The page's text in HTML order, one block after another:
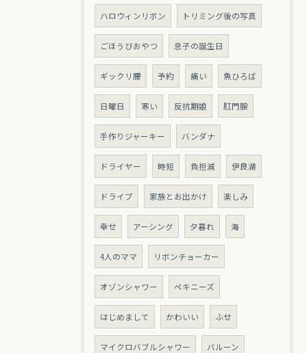
ハロウィンリボン トリミング後の写真
ごほうびおやつ 息子の誕生日
ギックリ腰 予約 痛い 魚ひろば
日曜日 寒い 反抗期娘 肛門腺
手作りジャーキー バンダナ
ドライヤー 時短 負担減 伊良湖
ドライブ 家族とお出かけ 楽しみ
幸せ アーシング 夕暮れ 海
4人のママ リボンチョーカー
オゾンシャワー ペキニーズ
はじめまして かわいい ふせ
マイクロバブルシャワー バルーン